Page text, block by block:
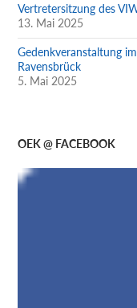
Vertretersitzung des
13. Mai 2025
Gedenkveranstaltung
Ravensbrück
5. Mai 2025
OEK @ FACEBOOK